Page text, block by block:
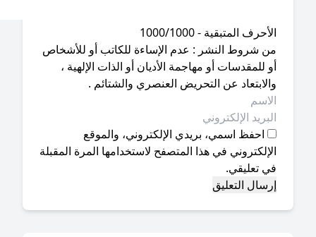
المتبقية - 1000/1000
شروط النشر : عدم الإساءة للكاتب أو للأشخاص
للمقدسات أو مهاجمة الأديان أو الذات الإلهية ،
عن التحريض العنصري والشتائم .
احفظ اسمي، بريدي الإلكتروني، والموقع
في هذا المتصفح لاستخدامها المرة المقبلة
تعليقي.